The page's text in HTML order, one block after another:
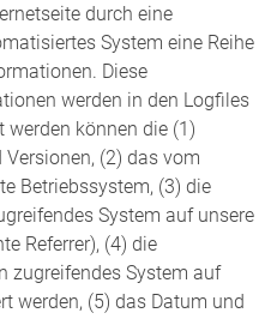
durch eine
System eine Reihe
Diese
werden in den Logfiles
werden können die (1)
(2) das vom
Betriebssystem, (3) die
System auf unsere
Referrer), (4) die
zugreifendes System auf
werden, (5) das Datum und